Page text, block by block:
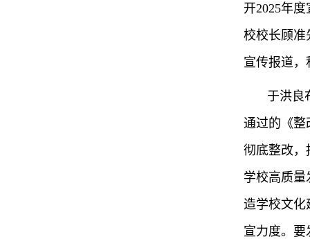
开2025年
校校长顾准
宣传报道
于洪良
通过的《整
彻底整改，
学校高质量
造学校文化
宣力度。